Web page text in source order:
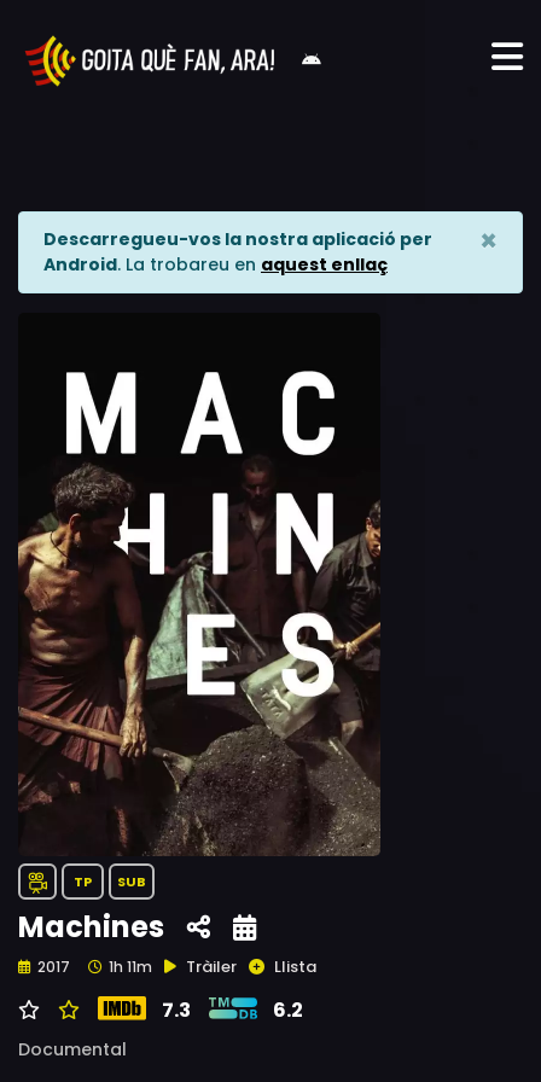
Descarregueu-vos la nostra aplicació per
Android. La trobareu en aquest enllaç
×
TP SUB
Machines
2017 1h 11m Tràiler Llista
7.3 6.2
Documental